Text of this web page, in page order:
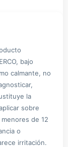
cada persona,
bajo
calmante, no
la
sobre
de 12
o
irritación.